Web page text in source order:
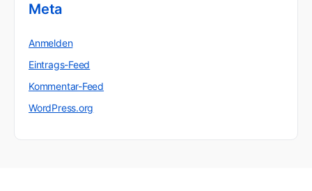
Meta
Anmelden
Eintrags-Feed
Kommentar-Feed
WordPress.org